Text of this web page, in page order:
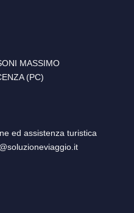
MASSIMO
(PC)
ed assistenza turistica